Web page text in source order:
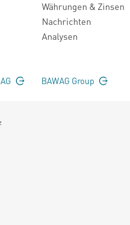
Währungen & Zinsen
Nachrichten
Analysen
BAWAG Group